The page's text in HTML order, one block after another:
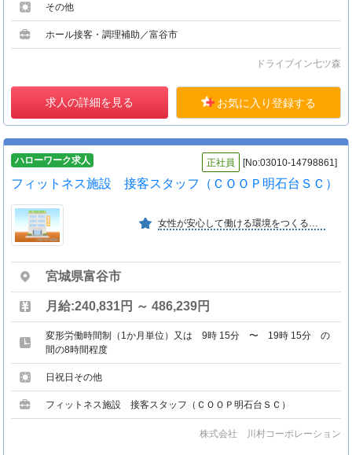
その他
ホール接客・調理補助／富谷市
ドライブイン七ツ森
求人の詳細を見る お気に入り登録する
ハローワーク求人 正社員 [No:03010-14798861]
フィットネス施設 接客スタッフ（ＣＯＯＰ明石台ＳＣ）
女性が安心して働ける環境をつくるため、正社員での雇用が中心です。また、仕事だけでなく、家族との時間やプライベートも充実させられるように、日・祝休みで早朝・深夜残業はありません。
宮城県富谷市
月給:240,831円 ～ 486,239円
変形労働時間制（1か月単位）又は 9時 15分 〜 19時 15分 の
間の8時間程度
日祝日その他
フィットネス施設 接客スタッフ（ＣＯＯＰ明石台ＳＣ）
株式会社 川村コーポレーション